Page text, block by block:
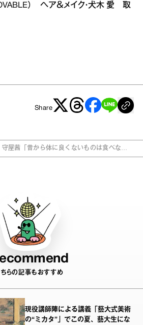
） ヘア＆メイク・犬木 愛 取
Share
守屋茜「昔から体に良くないものは食べな
らの記事もおすすめ
現役講師陣による講義「藝大式美術
の“ミカタ”」でこの夏、藝大生にな